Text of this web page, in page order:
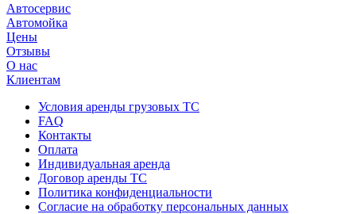
Автосервис
Автомойка
Цены
Отзывы
О нас
Клиентам
Условия аренды грузовых ТС
FAQ
Контакты
Оплата
Индивидуальная аренда
Договор аренды ТС
Политика конфиденциальности
Согласие на обработку персональных данных